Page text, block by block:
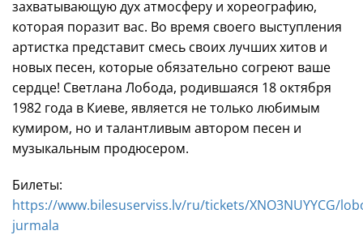
захватывающую дух атмосферу и хореографию,
которая поразит вас. Во время своего выступления
артистка представит смесь своих лучших хитов и
новых песен, которые обязательно согреют ваше
сердце! Светлана Лобода, родившаяся 18 октября
1982 года в Киеве, является не только любимым
кумиром, но и талантливым автором песен и
музыкальным продюсером.
Билеты:
https://www.bilesuserviss.lv/ru/tickets/XNO3NUYYCG/
jurmala